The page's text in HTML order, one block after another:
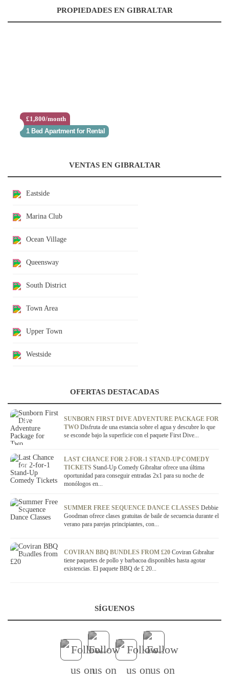
PROPIEDADES EN GIBRALTAR
£1,800/month
1 Bed Apartment for Rental
VENTAS EN GIBRALTAR
Eastside
Marina Club
Ocean Village
Queensway
South District
Town Area
Upper Town
Westside
OFERTAS DESTACADAS
SUNBORN FIRST DIVE ADVENTURE PACKAGE FOR
TWO Disfruta de una estancia sobre el agua y descubre lo que
se esconde bajo la superficie con el paquete First Dive...
OFERTA
LAST CHANCE FOR 2-FOR-1 STAND-UP COMEDY
TICKETS Stand-Up Comedy Gibraltar ofrece una última
oportunidad para conseguir entradas 2x1 para su noche de
monólogos en...
OFERTA
SUMMER FREE SEQUENCE DANCE CLASSES Debbie
Goodman ofrece clases gratuitas de baile de secuencia durante el
verano para parejas principiantes, con...
OFERTA
COVIRAN BBQ BUNDLES FROM £20 Coviran Gibraltar
tiene paquetes de pollo y barbacoa disponibles hasta agotar
existencias. El paquete BBQ de £ 20...
OFERTA
SÍGUENOS